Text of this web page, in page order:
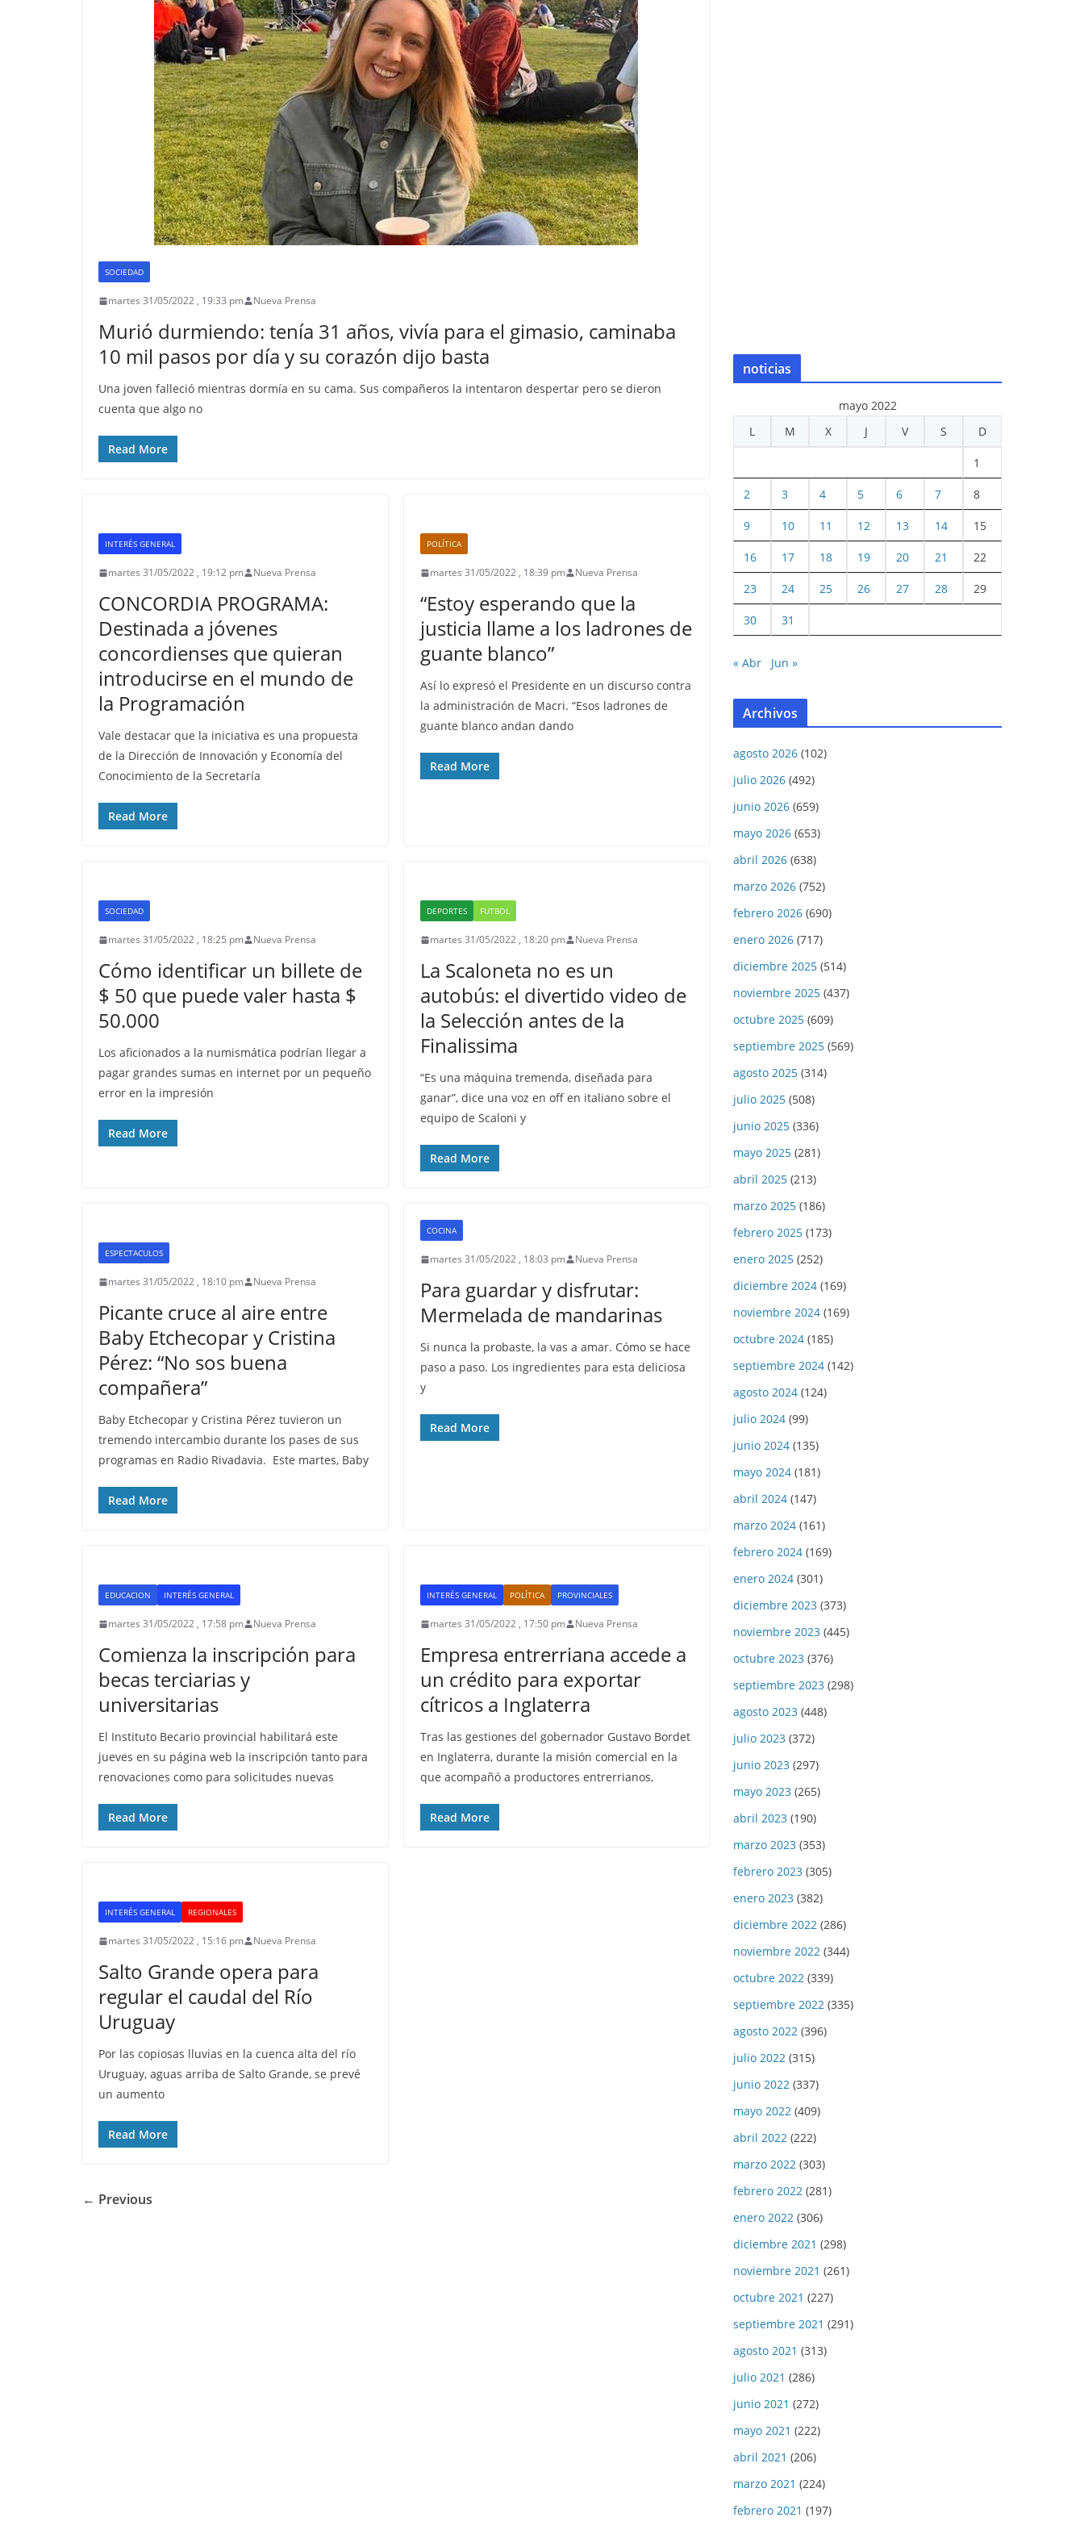
SOCIEDAD
martes 31/05/2022 , 19:33 pm Nueva Prensa
Murió durmiendo: tenía 31 años, vivía para el gimasio, caminaba
10 mil pasos por día y su corazón dijo basta
Una joven falleció mientras dormía en su cama. Sus compañeros la intentaron despertar pero se dieron
cuenta que algo no
Read More
INTERÉS GENERAL
martes 31/05/2022 , 19:12 pm Nueva Prensa
CONCORDIA PROGRAMA:
Destinada a jóvenes
concordienses que quieran
introducirse en el mundo de
la Programación
Vale destacar que la iniciativa es una propuesta
de la Dirección de Innovación y Economía del
Conocimiento de la Secretaría
Read More
POLÍTICA
martes 31/05/2022 , 18:39 pm Nueva Prensa
“Estoy esperando que la
justicia llame a los ladrones de
guante blanco”
Así lo expresó el Presidente en un discurso contra
la administración de Macri. “Esos ladrones de
guante blanco andan dando
Read More
SOCIEDAD
martes 31/05/2022 , 18:25 pm Nueva Prensa
Cómo identificar un billete de
$ 50 que puede valer hasta $
50.000
Los aficionados a la numismática podrían llegar a
pagar grandes sumas en internet por un pequeño
error en la impresión
Read More
DEPORTES FUTBOL
martes 31/05/2022 , 18:20 pm Nueva Prensa
La Scaloneta no es un
autobús: el divertido video de
la Selección antes de la
Finalissima
“Es una máquina tremenda, diseñada para
ganar”, dice una voz en off en italiano sobre el
equipo de Scaloni y
Read More
ESPECTACULOS
martes 31/05/2022 , 18:10 pm Nueva Prensa
Picante cruce al aire entre
Baby Etchecopar y Cristina
Pérez: “No sos buena
compañera”
Baby Etchecopar y Cristina Pérez tuvieron un
tremendo intercambio durante los pases de sus
programas en Radio Rivadavia. Este martes, Baby
Read More
COCINA
martes 31/05/2022 , 18:03 pm Nueva Prensa
Para guardar y disfrutar:
Mermelada de mandarinas
Si nunca la probaste, la vas a amar. Cómo se hace
paso a paso. Los ingredientes para esta deliciosa
y
Read More
EDUCACION INTERÉS GENERAL
martes 31/05/2022 , 17:58 pm Nueva Prensa
Comienza la inscripción para
becas terciarias y
universitarias
El Instituto Becario provincial habilitará este
jueves en su página web la inscripción tanto para
renovaciones como para solicitudes nuevas
Read More
INTERÉS GENERAL POLÍTICA PROVINCIALES
martes 31/05/2022 , 17:50 pm Nueva Prensa
Empresa entrerriana accede a
un crédito para exportar
cítricos a Inglaterra
Tras las gestiones del gobernador Gustavo Bordet
en Inglaterra, durante la misión comercial en la
que acompañó a productores entrerrianos,
Read More
INTERÉS GENERAL REGIONALES
martes 31/05/2022 , 15:16 pm Nueva Prensa
Salto Grande opera para
regular el caudal del Río
Uruguay
Por las copiosas lluvias en la cuenca alta del río
Uruguay, aguas arriba de Salto Grande, se prevé
un aumento
Read More
← Previous
noticias
mayo 2022
L
M X J V S D
1
2 3 4 5 6 7 8
9 10 11 12 13 14 15
16 17 18 19 20 21 22
23 24 25 26 27 28 29
30 31
« Abr Jun »
Archivos
agosto 2026 (102)
julio 2026 (492)
junio 2026 (659)
mayo 2026 (653)
abril 2026 (638)
marzo 2026 (752)
febrero 2026 (690)
enero 2026 (717)
diciembre 2025 (514)
noviembre 2025 (437)
octubre 2025 (609)
septiembre 2025 (569)
agosto 2025 (314)
julio 2025 (508)
junio 2025 (336)
mayo 2025 (281)
abril 2025 (213)
marzo 2025 (186)
febrero 2025 (173)
enero 2025 (252)
diciembre 2024 (169)
noviembre 2024 (169)
octubre 2024 (185)
septiembre 2024 (142)
agosto 2024 (124)
julio 2024 (99)
junio 2024 (135)
mayo 2024 (181)
abril 2024 (147)
marzo 2024 (161)
febrero 2024 (169)
enero 2024 (301)
diciembre 2023 (373)
noviembre 2023 (445)
octubre 2023 (376)
septiembre 2023 (298)
agosto 2023 (448)
julio 2023 (372)
junio 2023 (297)
mayo 2023 (265)
abril 2023 (190)
marzo 2023 (353)
febrero 2023 (305)
enero 2023 (382)
diciembre 2022 (286)
noviembre 2022 (344)
octubre 2022 (339)
septiembre 2022 (335)
agosto 2022 (396)
julio 2022 (315)
junio 2022 (337)
mayo 2022 (409)
abril 2022 (222)
marzo 2022 (303)
febrero 2022 (281)
enero 2022 (306)
diciembre 2021 (298)
noviembre 2021 (261)
octubre 2021 (227)
septiembre 2021 (291)
agosto 2021 (313)
julio 2021 (286)
junio 2021 (272)
mayo 2021 (222)
abril 2021 (206)
marzo 2021 (224)
febrero 2021 (197)